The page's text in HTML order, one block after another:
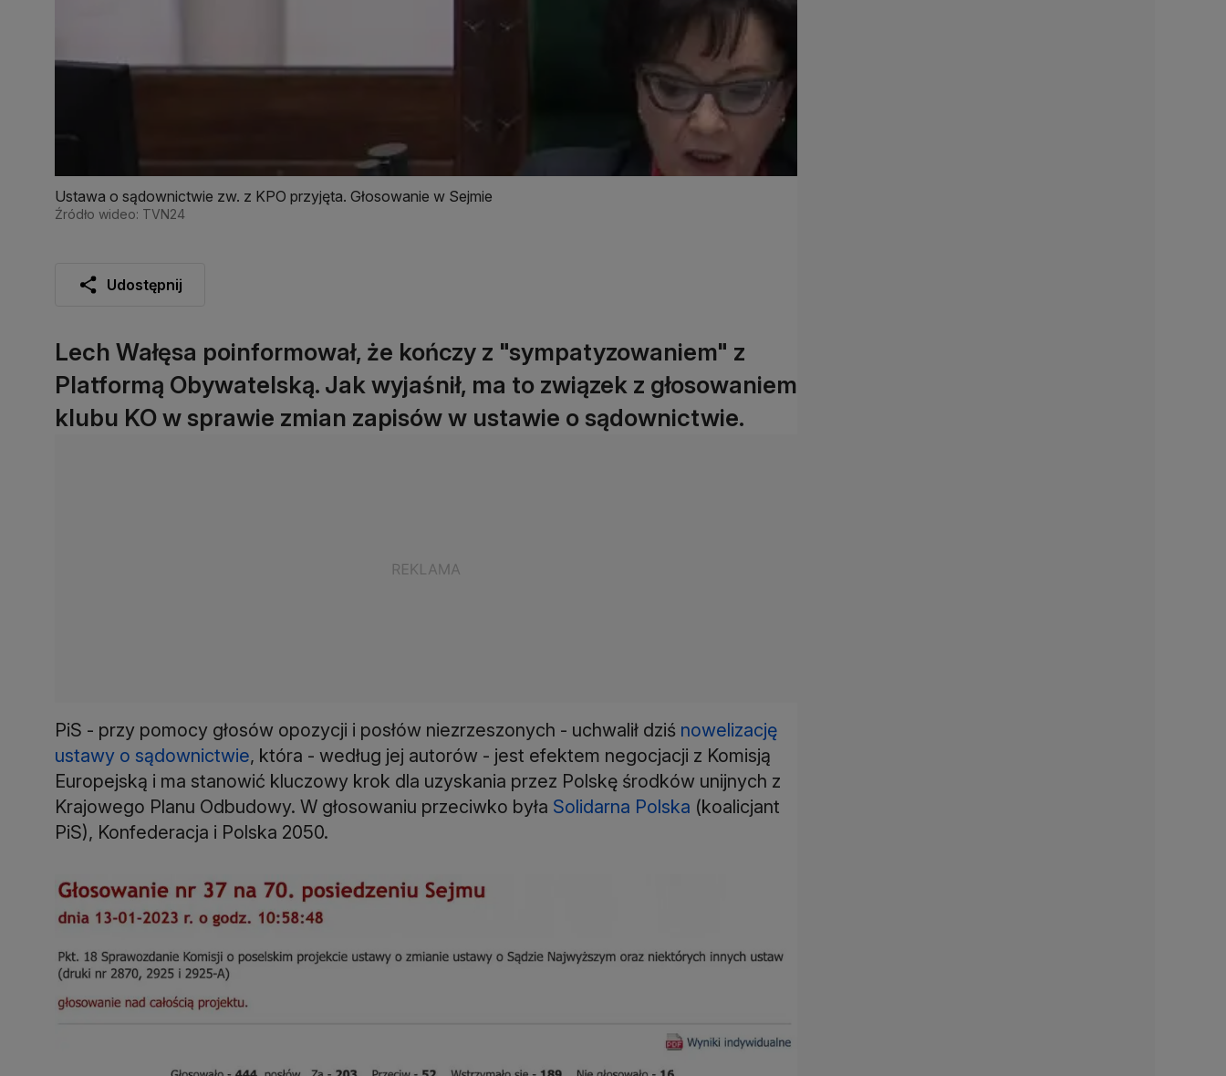
Ustawa o sądownictwie zw. z KPO przyjęta. Głosowanie w Sejmie
Źródło wideo: TVN24
Udostępnij
Lech Wałęsa poinformował, że kończy z "sympatyzowaniem" z
Platformą Obywatelską. Jak wyjaśnił, ma to związek z głosowaniem
klubu KO w sprawie zmian zapisów w ustawie o sądownictwie.
PiS - przy pomocy głosów opozycji i posłów niezrzeszonych - uchwalił dziś nowelizację
ustawy o sądownictwie, która - według jej autorów - jest efektem negocjacji z Komisją
Europejską i ma stanowić kluczowy krok dla uzyskania przez Polskę środków unijnych z
Krajowego Planu Odbudowy. W głosowaniu przeciwko była Solidarna Polska (koalicjant
PiS), Konfederacja i Polska 2050.